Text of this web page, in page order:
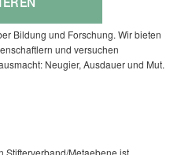
Bildung und Forschung. Wir bieten
und versuchen
Neugier, Ausdauer und Mut.